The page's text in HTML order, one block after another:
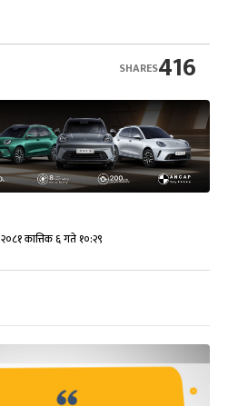
416
SHARES
२०८१ कात्तिक ६ गते १०:२९